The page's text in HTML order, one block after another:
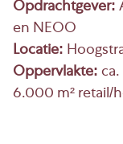
Opdrachtgever:
en NEOO
Locatie:
Oppervlakte:
6.000 m² retail/